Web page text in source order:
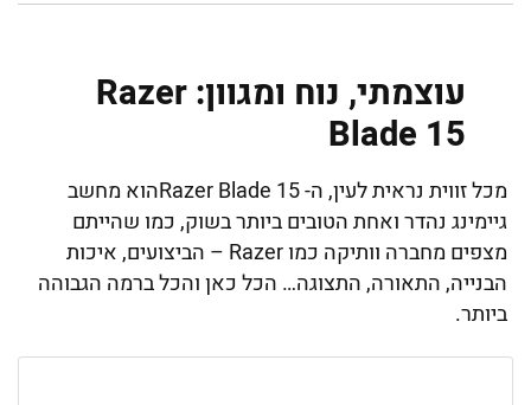
עוצמתי, נוח ומגוון: Razer
Blade 15
מכל זווית נראית לעין, ה- Razer Blade 15הוא מחשב
גיימינג נהדר ואחת הטובים ביותר בשוק, כמו שהייתם
מצפים מחברה וותיקה כמו Razer – הביצועים, איכות
הבנייה, התאורה, התצוגה… הכל כאן והכל ברמה הגבוהה
ביותר.